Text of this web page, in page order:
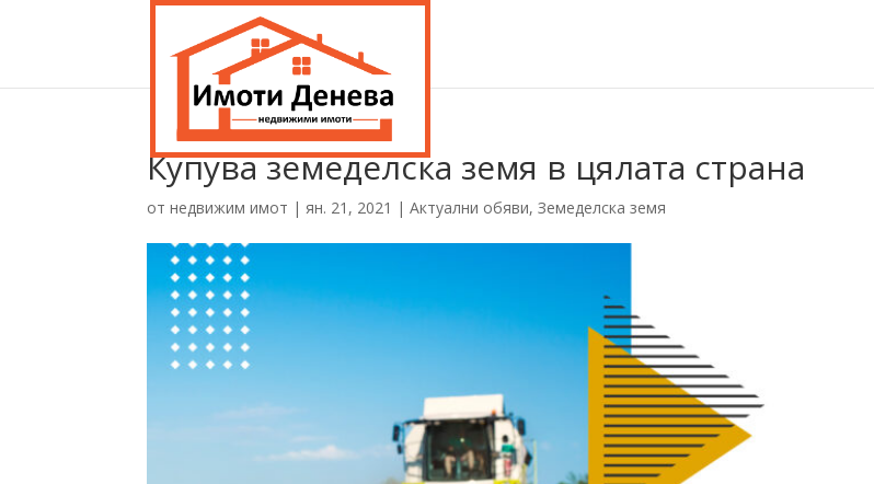
Купува земеделска земя в цялата страна
отнедвижим имот |ян. 21, 2021 |Актуални обяви,Земеделска земя